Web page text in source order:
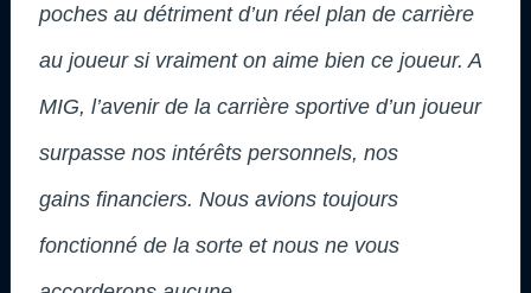
poches au détriment d’un réel plan de carrière
au joueur si vraiment on aime bien ce joueur. A
MIG, l’avenir de la carrière sportive d’un joueur
surpasse nos intérêts personnels, nos
gains financiers. Nous avions toujours
fonctionné de la sorte et nous ne vous